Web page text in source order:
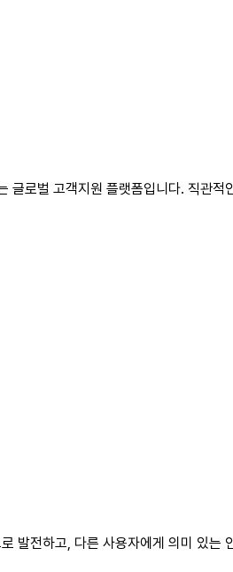
로벌 고객지원 플랫폼입니다. 직관
발전하고, 다른 사용자에게 의미 있는